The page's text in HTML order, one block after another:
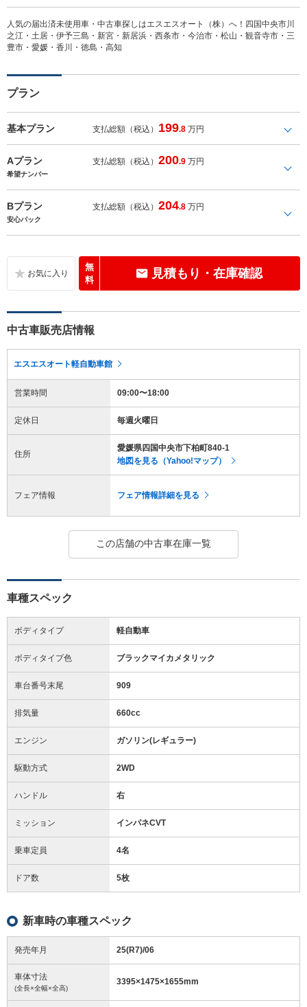
人気の届出済未使用車・中古車探しはエスエスオート（株）へ！四国中央市川
之江・土居・伊予三島・新宮・新居浜・西条市・今治市・松山・観音寺市・三
豊市・愛媛・香川・徳島・高知
プラン
基本プラン 支払総額（税込） 199.8 万円
Aプラン 支払総額（税込）200.9 万円
希望ナンバー
Bプラン 支払総額（税込）204.8 万円
安心パック
無
料
見積もり・在庫確認
中古車販売店情報
エスエスオート軽自動車館
営業時間 09:00〜18:00
定休日 毎週火曜日
住所
愛媛県四国中央市下柏町840-1
地図を見る（Yahoo!マップ）
フェア情報 フェア情報詳細を見る
この店舗の中古車在庫一覧
車種スペック
ボディタイプ 軽自動車
ボディタイプ色 ブラックマイカメタリック
車台番号末尾 909
排気量 660cc
エンジン ガソリン(レギュラー)
駆動方式 2WD
ハンドル 右
ミッション インパネCVT
乗車定員 4名
ドア数 5枚
新車時の車種スペック
発売年月 25(R7)/06
車体寸法
(全長×全幅×全高)
3395×1475×1655mm